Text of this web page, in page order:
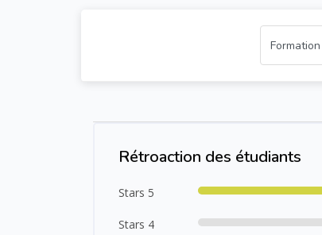
Rétroaction des étudiants
Stars 5
Stars 4